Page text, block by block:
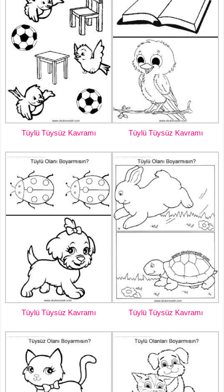
Tüylü Tüysüz Kavramı Tüylü Tüysüz Kavramı
Tüylü Tüysüz Kavramı Tüylü Tüysüz Kavramı